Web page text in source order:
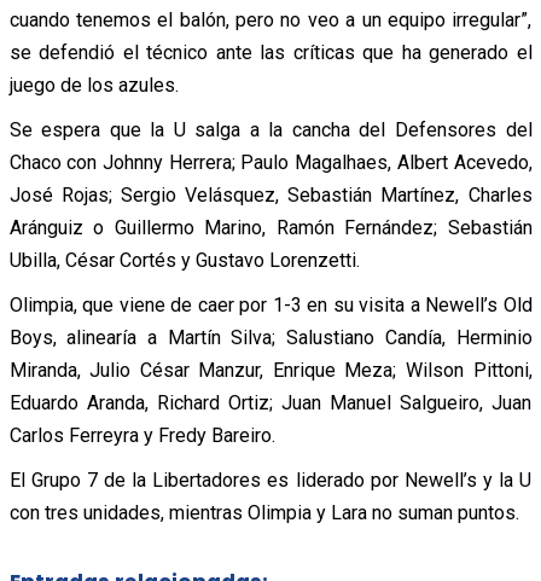
cuando tenemos el balón, pero no veo a un equipo irregular”,
se defendió el técnico ante las críticas que ha generado el
juego de los azules.
Se espera que la U salga a la cancha del Defensores del
Chaco con Johnny Herrera; Paulo Magalhaes, Albert Acevedo,
José Rojas; Sergio Velásquez, Sebastián Martínez, Charles
Aránguiz o Guillermo Marino, Ramón Fernández; Sebastián
Ubilla, César Cortés y Gustavo Lorenzetti.
Olimpia, que viene de caer por 1-3 en su visita a Newell’s Old
Boys, alinearía a Martín Silva; Salustiano Candía, Herminio
Miranda, Julio César Manzur, Enrique Meza; Wilson Pittoni,
Eduardo Aranda, Richard Ortiz; Juan Manuel Salgueiro, Juan
Carlos Ferreyra y Fredy Bareiro.
El Grupo 7 de la Libertadores es liderado por Newell’s y la U
con tres unidades, mientras Olimpia y Lara no suman puntos.